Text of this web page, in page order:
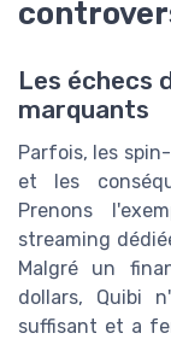
Les échecs
marquants
Parfois, les
et les
Prenons
streaming
Malgré un
dollars, Quibi
suffisant et a